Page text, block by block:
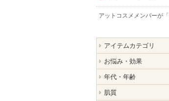
アットコスメメンバーが「
アイテムカテゴリ
お悩み・効果
年代・年齢
肌質